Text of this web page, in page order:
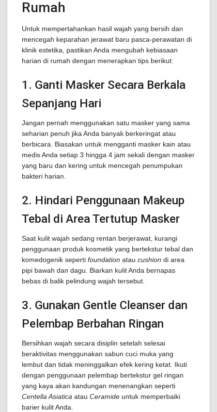
Rumah
Untuk mempertahankan hasil wajah yang bersih dan
mencegah keparahan jerawat baru pasca-perawatan di
klinik estetika, pastikan Anda mengubah kebiasaan
harian di rumah dengan menerapkan tips berikut:
1. Ganti Masker Secara Berkala
Sepanjang Hari
Jangan pernah menggunakan satu masker yang sama
seharian penuh jika Anda banyak berkeringat atau
berbicara. Biasakan untuk mengganti masker kain atau
medis Anda setiap 3 hingga 4 jam sekali dengan masker
yang baru dan kering untuk mencegah penumpukan
bakteri harian.
2. Hindari Penggunaan Makeup
Tebal di Area Tertutup Masker
Saat kulit wajah sedang rentan berjerawat, kurangi
penggunaan produk kosmetik yang bertekstur tebal dan
komedogenik seperti foundation atau cushion di area
pipi bawah dan dagu. Biarkan kulit Anda bernapas
bebas di balik pelindung wajah tersebut.
3. Gunakan Gentle Cleanser dan
Pelembap Berbahan Ringan
Bersihkan wajah secara disiplin setelah selesai
beraktivitas menggunakan sabun cuci muka yang
lembut dan tidak meninggalkan efek kering ketat. Ikuti
dengan penggunaan pelembap bertekstur gel ringan
yang kaya akan kandungan menenangkan seperti
Centella Asiatica atau Ceramide untuk memperbaiki
barier kulit Anda.